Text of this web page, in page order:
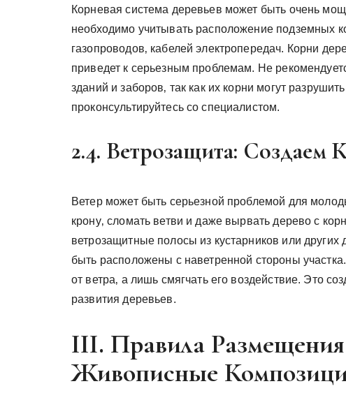
Корневая система деревьев может быть очень
необходимо учитывать расположение подземных
газопроводов‚ кабелей электропередач. Корни
приведет к серьезным проблемам. Не
зданий и заборов‚ так как их корни могут
проконсультируйтесь со специалистом.
2.4. Ветрозащита: Создаем
Ветер может быть серьезной проблемой для
крону‚ сломать ветви и даже вырвать дерево с
ветрозащитные полосы из кустарников или
быть расположены с наветренной стороны
от ветра‚ а лишь смягчать его воздействие. Это
развития деревьев.
III. Правила
Живописные